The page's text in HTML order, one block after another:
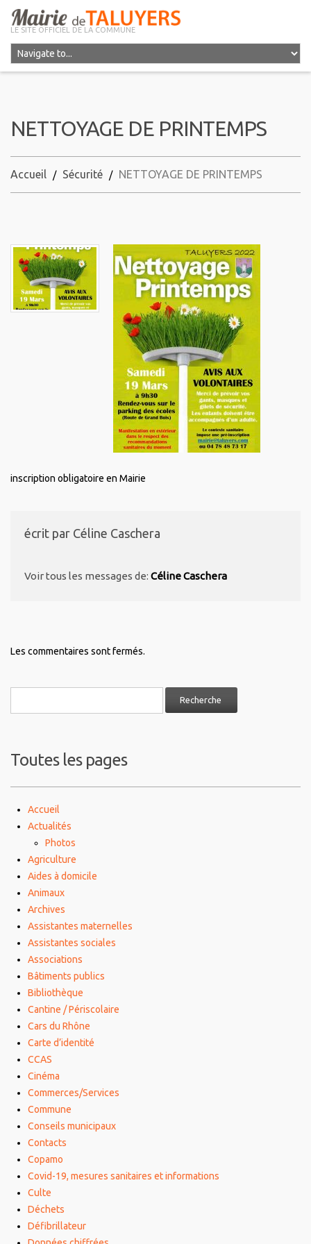
LE SITE OFFICIEL DE LA COMMUNE
NETTOYAGE DE PRINTEMPS
Accueil Sécurité NETTOYAGE DE PRINTEMPS
inscription obligatoire en Mairie
écrit par Céline Caschera
Voir tous les messages de: Céline Caschera
Les commentaires sont fermés.
Toutes les pages
Accueil
Actualités
Photos
Agriculture
Aides à domicile
Animaux
Archives
Assistantes maternelles
Assistantes sociales
Associations
Bâtiments publics
Bibliothèque
Cantine / Périscolaire
Cars du Rhône
Carte d’identité
CCAS
Cinéma
Commerces/Services
Commune
Conseils municipaux
Contacts
Copamo
Covid-19, mesures sanitaires et informations
Culte
Déchets
Défibrillateur